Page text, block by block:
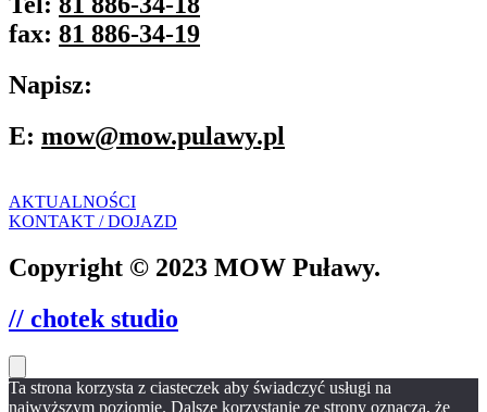
fax: 81 886-34-19
Napisz:
E: mow@mow.pulawy.pl
AKTUALNOŚCI
KONTAKT / DOJAZD
Copyright © 2023 MOW Puławy.
// chotek studio
Ta strona korzysta z ciasteczek aby świadczyć usługi na
najwyższym poziomie. Dalsze korzystanie ze strony oznacza, że